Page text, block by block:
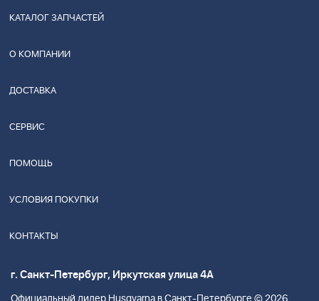
КАТАЛОГ ЗАПЧАСТЕЙ
О КОМПАНИИ
ДОСТАВКА
СЕРВИС
ПОМОЩЬ
УСЛОВИЯ ПОКУПКИ
КОНТАКТЫ
г. Санкт-Петербург, Иркутская улица 4А